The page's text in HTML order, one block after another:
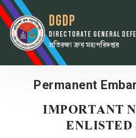
DGDP
DIRECTORATE GENERAL
প্রতিরক্ষা ক্রয় মহাপরিদপ্তর
Permanent
IMPORTANT
ENLISTED